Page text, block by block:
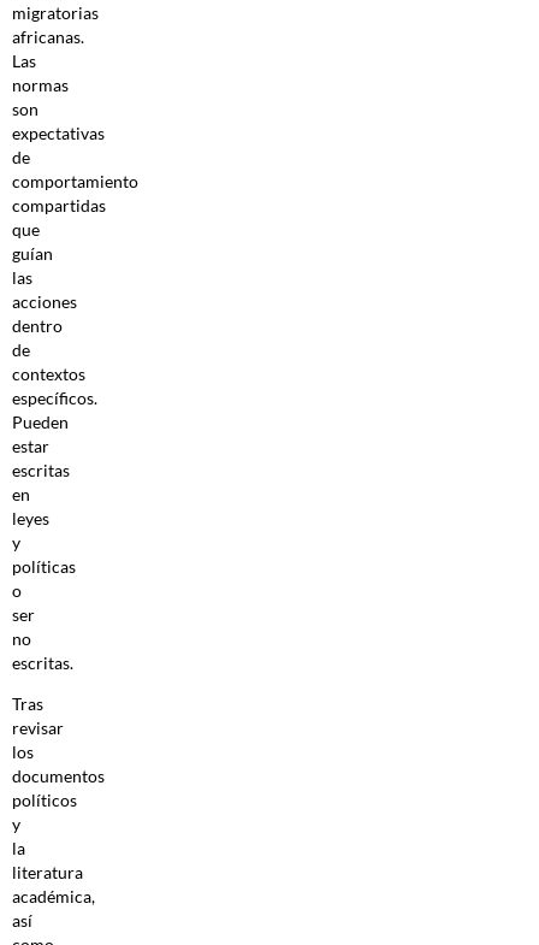
migratorias
africanas.
Las
normas
son
expectativas
de
comportamiento
compartidas
que
guían
las
acciones
dentro
de
contextos
específicos.
Pueden
estar
escritas
en
leyes
y
políticas
o
ser
no
escritas.
Tras
revisar
los
documentos
políticos
y
la
literatura
académica,
así